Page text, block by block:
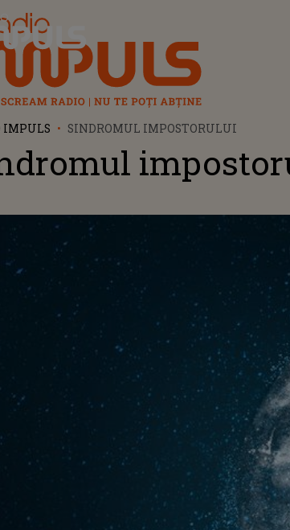
Impuls
IMPULS SINDROMUL IMPOSTORULUI